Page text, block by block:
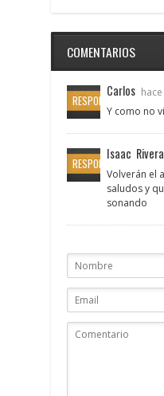
COMENTARIOS
RESPONDER
Carlos
Y como no
RESPONDER
Isaac Rivera
Volverán el
saludos y
sonando